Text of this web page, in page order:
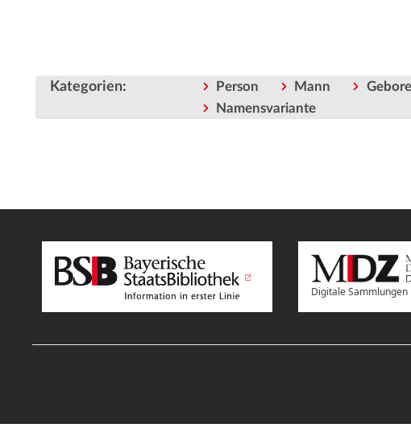
Kategorien: Person Mann
Namensvariante
Digitale Sammlungen